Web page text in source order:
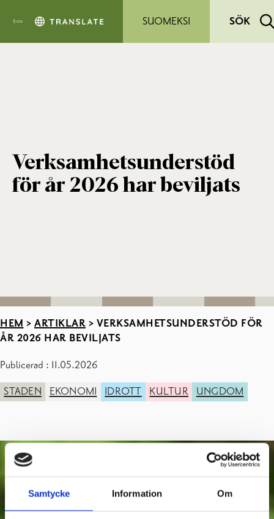
Samtycke Information Om
SUOMEKSI
SÖK
Verksamhetsunderstöd
för år 2026 har beviljats
HEM > ARTIKLAR > VERKSAMHETSUNDERSTÖD FÖR
ÅR 2026 HAR BEVILJATS
Publicerad : 11.05.2026
STADEN EKONOMI IDROTT KULTUR UNGDOM